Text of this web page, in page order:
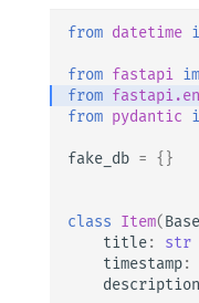
from datetime
from fastapi
from
from pydantic
fake_db = {}
class Item(
title:
str
timestamp:
description